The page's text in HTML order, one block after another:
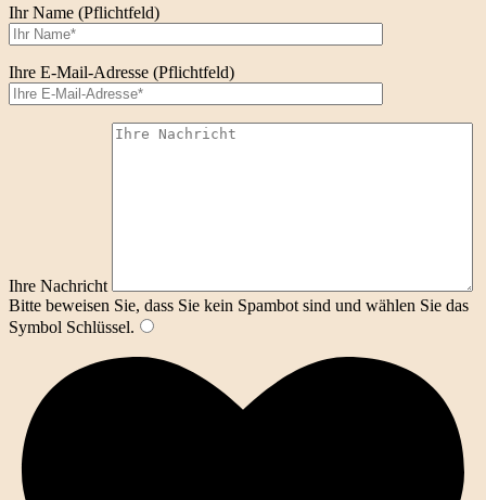
Ihr Name (Pflichtfeld)
Ihre E-Mail-Adresse (Pflichtfeld)
Ihre Nachricht
Bitte beweisen Sie, dass Sie kein Spambot sind und wählen Sie das
Symbol Schlüssel.